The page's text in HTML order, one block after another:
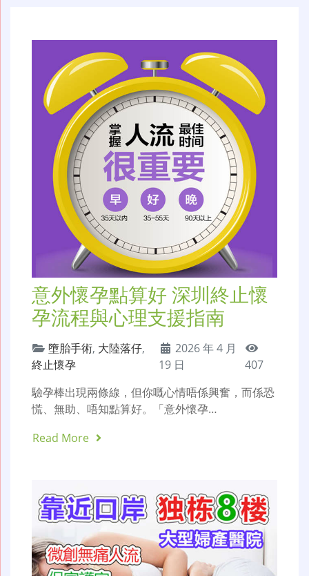
意外懷孕點算好 深圳終止懷
孕流程與心理支援指南
墮胎手術, 大陸落仔,
終止懷孕
2026 年 4 月
19 日
407
驗孕棒出現兩條線，但你嘅心情唔係興奮，而係恐
慌、無助、唔知點算好。「意外懷孕…
Read More